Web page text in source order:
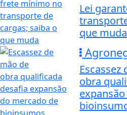
Lei
que muda
Escassez
obra